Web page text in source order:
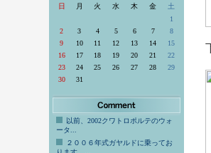
日
月 火 水 木 金
土
1
2
3 4 5 6 7
8
9
10 11 12 13 14
15
16
17 18 19 20 21
22
23
24 25 26 27 28
29
30
31
以前、2002クワトロポルテのウォ
ータ...
２００６年式ガヤルドに乗ってお